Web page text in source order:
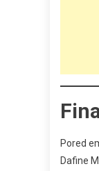
Pored
Dafine